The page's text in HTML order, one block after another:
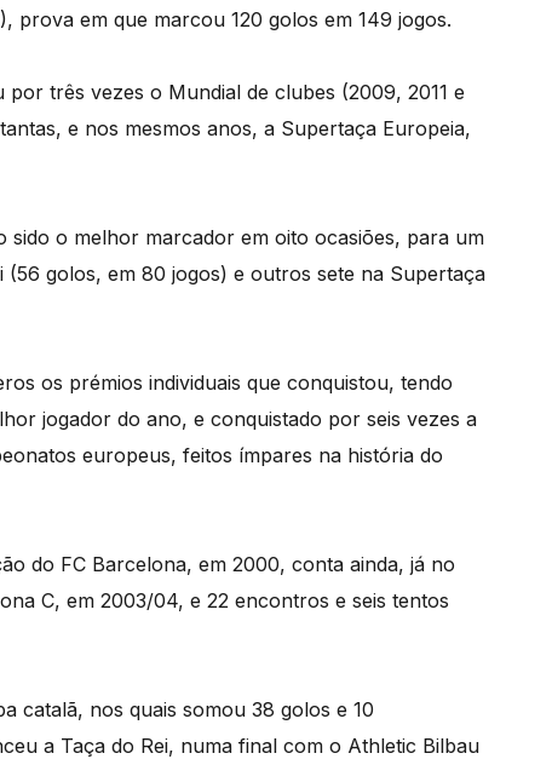
prova em que marcou 120 golos em 149 jogos.
três vezes o Mundial de clubes (2009, 2011 e
e nos mesmos anos, a Supertaça Europeia,
sido o melhor marcador em oito ocasiões, para um
golos, em 80 jogos) e outros sete na Supertaça
os prémios individuais que conquistou, tendo
jogador do ano, e conquistado por seis vezes a
europeus, feitos ímpares na história do
do FC Barcelona, em 2000, conta ainda, já no
C, em 2003/04, e 22 encontros e seis tentos
catalã, nos quais somou 38 golos e 10
a Taça do Rei, numa final com o Athletic Bilbau